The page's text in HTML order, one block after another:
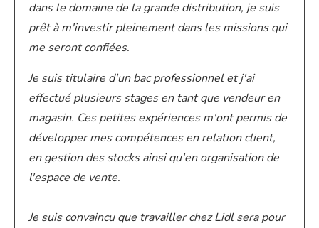
dans le domaine de la grande distribution, je suis
prêt à m'investir pleinement dans les missions qui
me seront confiées.
Je suis titulaire d'un bac professionnel et j'ai
effectué plusieurs stages en tant que vendeur en
magasin. Ces petites expériences m'ont permis de
développer mes compétences en relation client,
en gestion des stocks ainsi qu'en organisation de
l'espace de vente.
Je suis convaincu que travailler chez Lidl sera pour